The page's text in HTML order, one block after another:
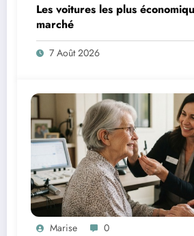
Les voitures les plus
marché
7 Août 2026
Marise 0